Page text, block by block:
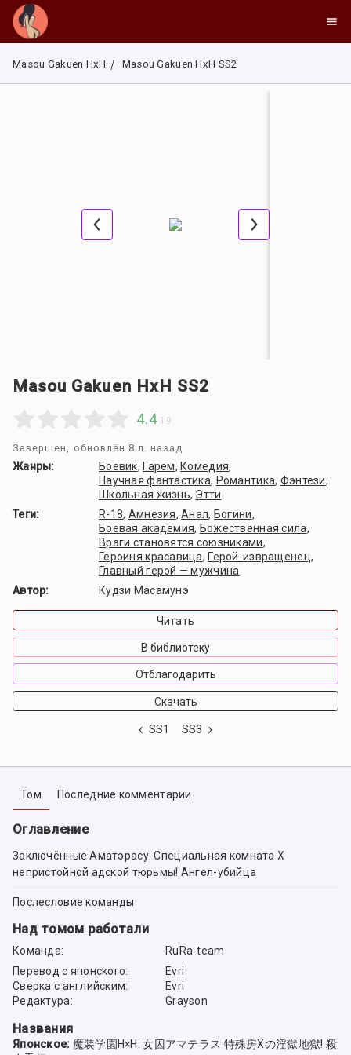
Masou Gakuen HxH Masou Gakuen HxH SS2
Masou Gakuen HxH SS2
4.4 19
Завершен , обновлён 8 л. назад
Жанры: Боевик, Гарем, Комедия,
Научная фантастика, Романтика, Фэнтези,
Школьная жизнь, Этти
Теги:
R-18, Амнезия,Анал, Богини,
Боевая академия, Божественная сила,
Враги становятся союзниками,
Героиня красавица, Герой-извращенец,
Главный герой — мужчина
Автор:
Кудзи Масамунэ
Читать
В библиотеку
Отблагодарить
Скачать
SS1 SS3
Том Последние комментарии
Оглавление
Заключённые Аматэрасу. Специальная комната X
непристойной адской тюрьмы! Ангел-убийца
Послесловие команды
Над томом работали
Команда:
RuRa-team
Перевод с японского:
Evri
Сверка с английским:
Evri
Редактура:
Grayson
Названия
Японское: 魔装学園H×H: 女囚アマテラス 特殊房Xの淫獄地獄! 殺